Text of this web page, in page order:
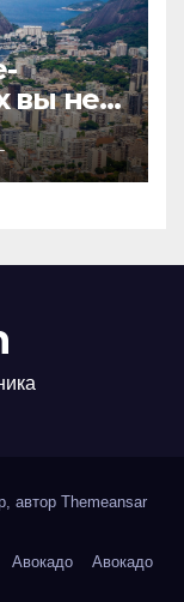
вы не
автор Themeansar
Авокадо Авокадо